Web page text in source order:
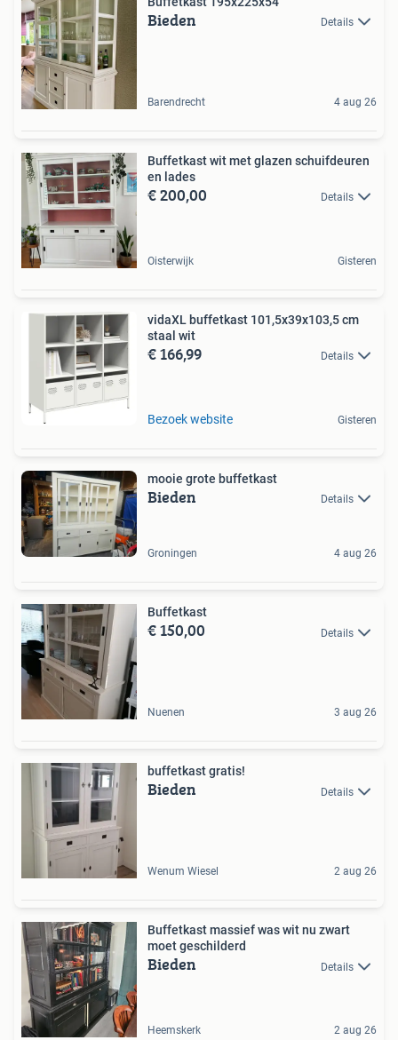
Bieden Details
Barendrecht 4 aug 26
Buffetkast wit met glazen schuifdeuren
en lades
€ 200,00 Details
Oisterwijk Gisteren
vidaXL buffetkast 101,5x39x103,5 cm
staal wit
€ 166,99 Details
Bezoek website Gisteren
mooie grote buffetkast
Bieden Details
Groningen 4 aug 26
Buffetkast
€ 150,00 Details
Nuenen 3 aug 26
buffetkast gratis!
Bieden Details
Wenum Wiesel 2 aug 26
Buffetkast massief was wit nu zwart
moet geschilderd
Bieden Details
Heemskerk 2 aug 26